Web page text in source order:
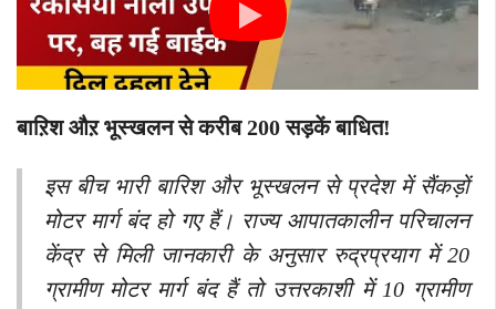
बाऱिश औऱ भूस्खलन से करीब 200 सड़कें बाधित!
इस बीच भारी बारिश और भूस्खलन से प्रदेश में सैंकड़ों
मोटर मार्ग बंद हो गए हैं। राज्य आपातकालीन परिचालन
केंद्र से मिली जानकारी के अनुसार रुद्रप्रयाग में 20
ग्रामीण मोटर मार्ग बंद हैं तो उत्तरकाशी में 10 ग्रामीण